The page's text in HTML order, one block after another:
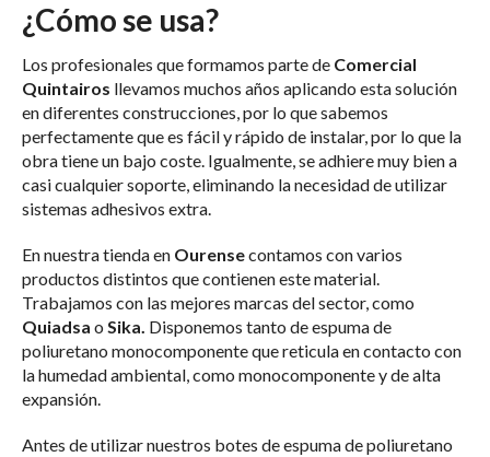
¿Cómo se usa?
Los profesionales que formamos parte de Comercial
Quintairos llevamos muchos años aplicando esta solución
en diferentes construcciones, por lo que sabemos
perfectamente que es fácil y rápido de instalar, por lo que la
obra tiene un bajo coste. Igualmente, se adhiere muy bien a
casi cualquier soporte, eliminando la necesidad de utilizar
sistemas adhesivos extra.
En nuestra tienda en Ourensecontamos con varios
productos distintos que contienen este material.
Trabajamos con las mejores marcas del sector, como
Quiadsa o Sika. Disponemos tanto de espuma de
poliuretano monocomponente que reticula en contacto con
la humedad ambiental, como monocomponente y de alta
expansión.
Antes de utilizar nuestros botes de espuma de poliuretano